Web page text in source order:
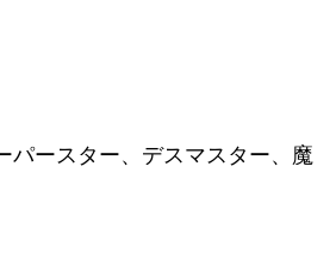
パースター、デスマスター、魔